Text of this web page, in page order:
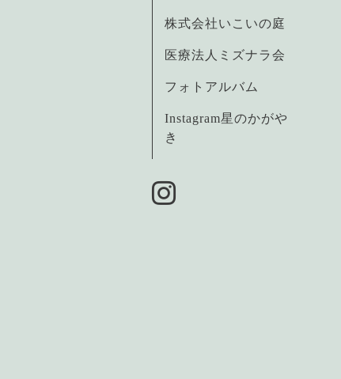
株式会社いこいの庭
医療法人ミズナラ会
フォトアルバム
Instagram星のかがや
き